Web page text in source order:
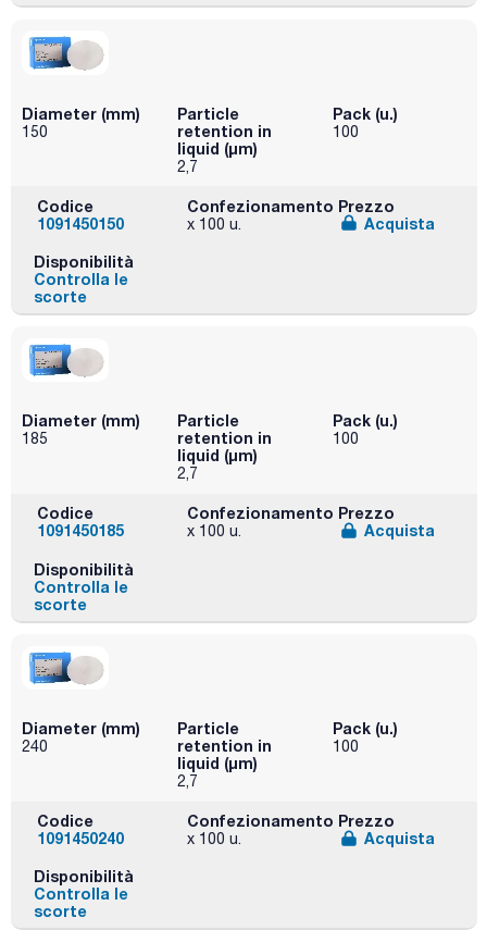
Diameter (mm)
150
Particle
retention in
liquid (μm)
2,7
Pack (u.)
100
Codice
1091450150
Confezionamento
x 100 u.
Prezzo
Acquista
Disponibilità
Controlla le
scorte
Diameter (mm)
185
Particle
retention in
liquid (μm)
2,7
Pack (u.)
100
Codice
1091450185
Confezionamento
x 100 u.
Prezzo
Acquista
Disponibilità
Controlla le
scorte
Diameter (mm)
240
Particle
retention in
liquid (μm)
2,7
Pack (u.)
100
Codice
1091450240
Confezionamento
x 100 u.
Prezzo
Acquista
Disponibilità
Controlla le
scorte